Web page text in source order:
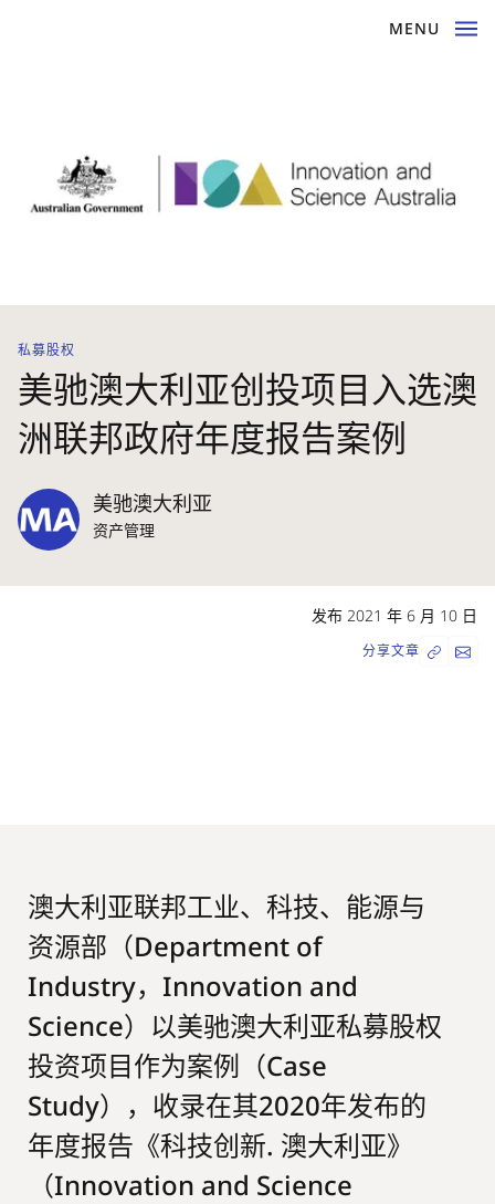
MENU
私募股权
美驰澳大利亚创投项目入选澳
洲联邦政府年度报告案例
美驰澳大利亚
资产管理
发布 2021 年 6 月 10 日
分享文章
澳大利亚联邦工业、科技、能源与
资源部（Department of
Industry，Innovation and
Science）以美驰澳大利亚私募股权
投资项目作为案例（Case
Study），收录在其2020年发布的
年度报告《科技创新. 澳大利亚》
（Innovation and Science